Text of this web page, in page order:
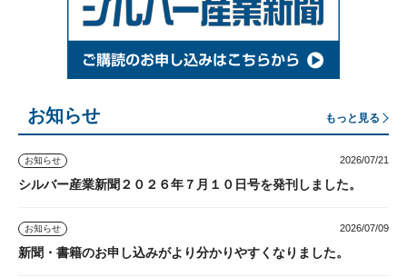
お知らせ もっと見る
お知らせ 2026/07/21
シルバー産業新聞２０２６年７月１０日号を発刊しました。
お知らせ 2026/07/09
新聞・書籍のお申し込みがより分かりやすくなりました。